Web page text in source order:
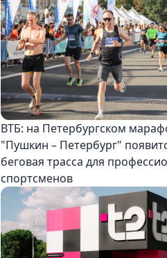
ВТБ: на Петербургском
"Пушкин – Петербург"
беговая трасса для
спортсменов